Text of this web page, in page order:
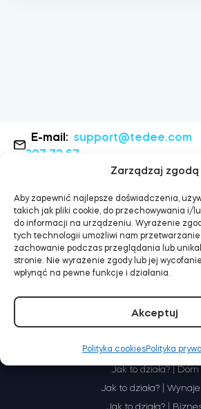
Zarządzaj zgodą
Aby zapewnić najlepsze doświadczenia,
takich jak pliki cookie, do przechowywania i/
do informacji na urządzeniu. Wyrażenie
tych technologii umożliwi nam
zachowanie podczas przeglądania lub
stronie. Nie wyrażenie zgody lub jej
wpłynąć na pewne funkcje i działania.
Akceptuj
Polityka cookiesPolityka
Tedee Keypad PRO
Tedee Biometric Module
Tedee Dry Contact
E-mail: support@tedee.com
307 72 67
JAK TO DZIAŁA
Jak to działa? | Dom
Jak to działa? |
Jak to działa? |